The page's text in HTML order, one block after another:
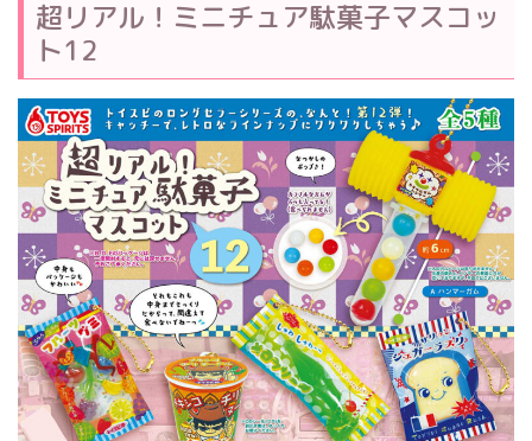
超リアル！ミニチュア駄菓子マスコッ
ト12